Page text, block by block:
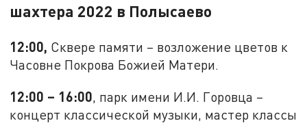
шахтера 2022 в Полысаево
12:00, Сквере памяти – возложение цветов к
Часовне Покрова Божией Матери.
12:00 – 16:00 , парк имени И.И. Горовца –
концерт классической музыки, мастер классы